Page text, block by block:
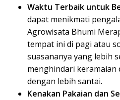
Waktu Terbaik untuk
dapat menikmati
Agrowisata Bhumi
tempat ini di pagi atau
suasananya yang lebih
menghindari keramaian
dengan lebih santai.
Kenakan Pakaian dan